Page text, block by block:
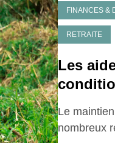
FINANCES &
RETRAITE
Les
agréés
Le
nombreux